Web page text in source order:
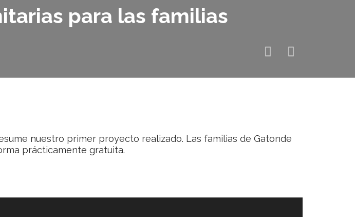
para las familias
 
nuestro primer proyecto realizado. Las familias de Gatonde
prácticamente gratuita.